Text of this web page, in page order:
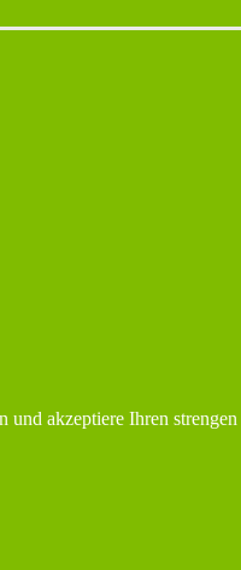
und akzeptiere Ihren strengen